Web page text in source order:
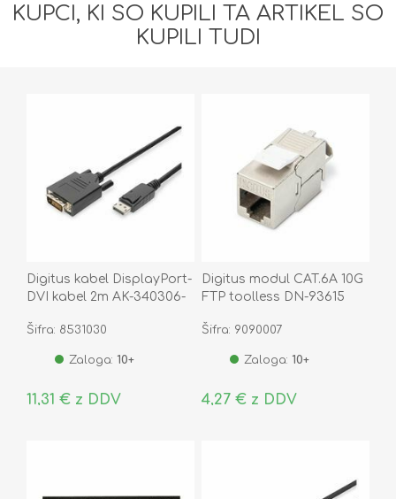
KUPCI, KI SO KUPILI TA ARTIKEL SO
KUPILI TUDI
Digitus kabel DisplayPort-
DVI kabel 2m AK-340306-
Šifra: 8531030
Zaloga: 10+
11,31 € z DDV
Digitus modul CAT.6A 10G
FTP toolless DN-93615
Šifra: 9090007
Zaloga: 10+
4,27 € z DDV